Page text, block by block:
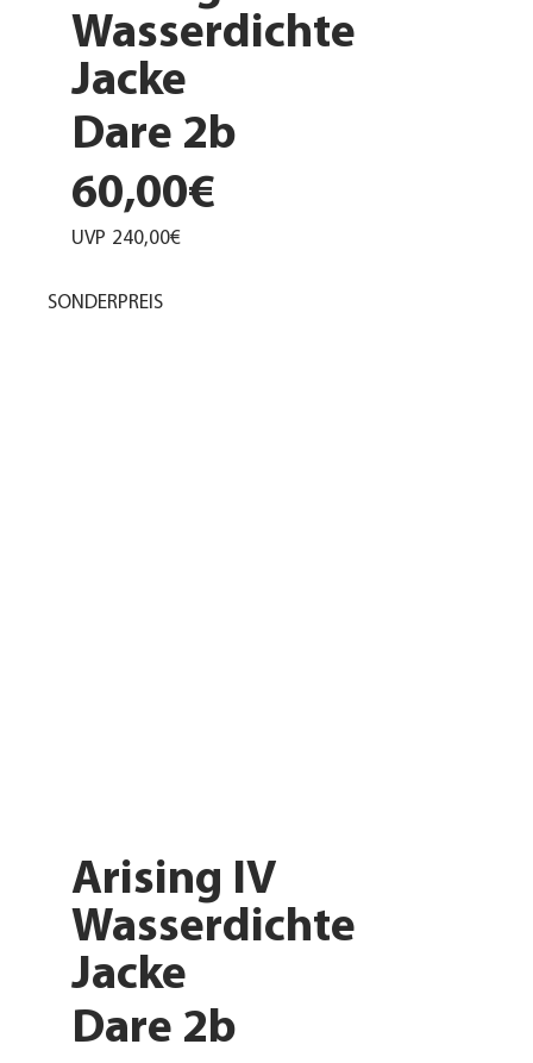
Wasserdichte
Jacke
Dare 2b
60,00€
UVP 240,00€
Arising IV
Wasserdichte
Jacke
Dare 2b
SONDERPREIS